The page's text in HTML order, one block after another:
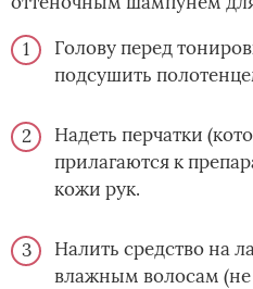
Голову перед
подсушить
Надеть перчатки
прилагаются к
кожи рук.
Налить средство на
влажным волосам (не